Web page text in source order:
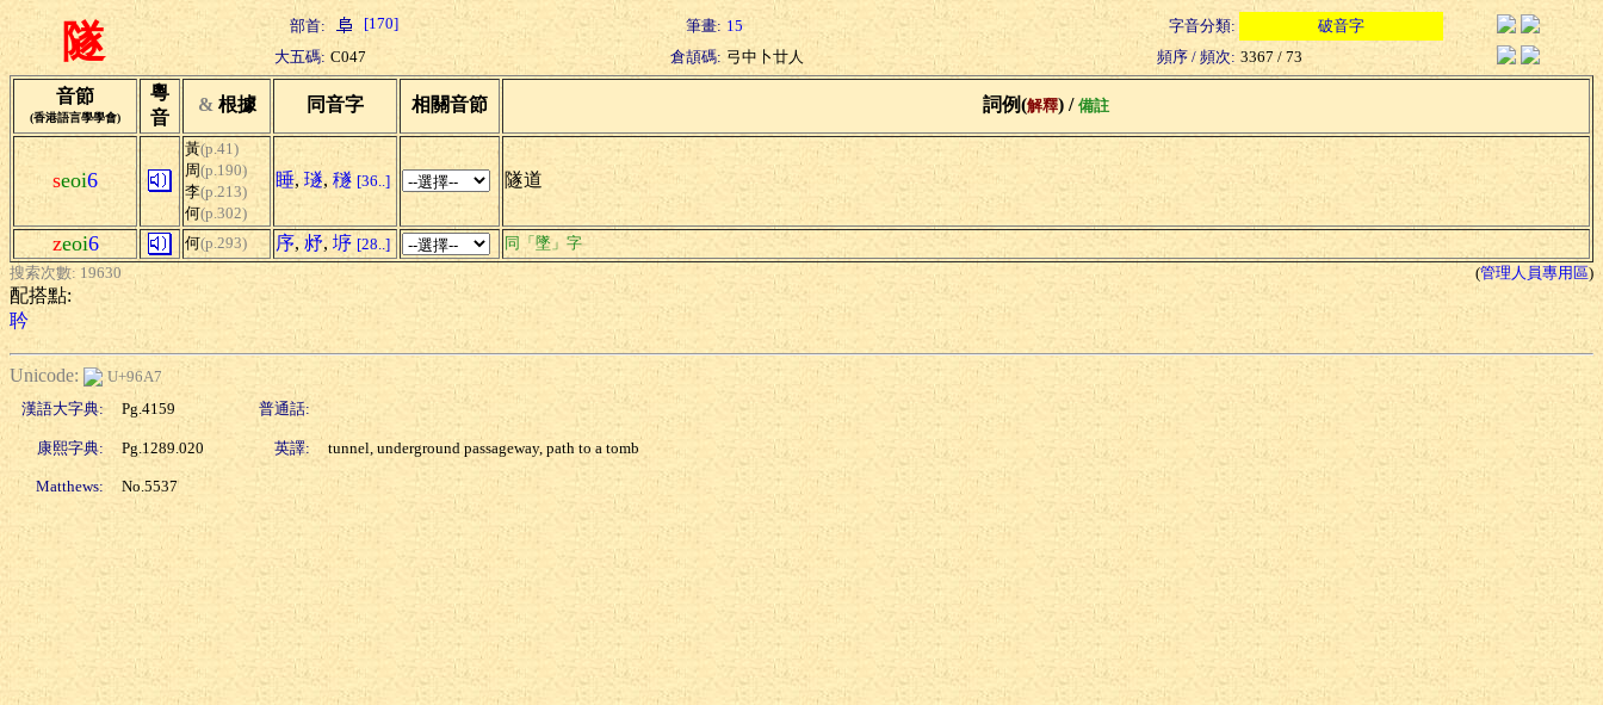
隧 部首: [170] 筆畫: 15 字音分類:
破音字
大五碼: C047 倉頡碼: 弓中卜廿人 頻序 / 頻次: 3367 / 73
音節
(香港語言學學會)
粵
音
& 根據 同音字 相關音節 詞例(解釋) / 備註
seoi6
黃(p.41)
周(p.190)
李(p.213)
何(p.302)
睡, 璲, 穟 [36..] 隧道
zeoi6 何(p.293) 序, 沀, 垿 [28..]
同「墜」字
搜索次數: 19630
(管理人員專用區)
配搭點:
耹
Unicode:
U+96A7
漢語大字典:
Pg.4159 普通話:
康熙字典: Pg.1289.020 英譯: tunnel, underground passageway, path to a tomb
Matthews: No.5537